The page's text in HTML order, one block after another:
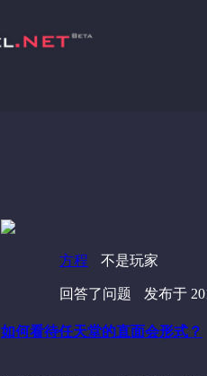
方程 不是玩家
回答了问题 发布于
如何看待任天堂的直面会形式？